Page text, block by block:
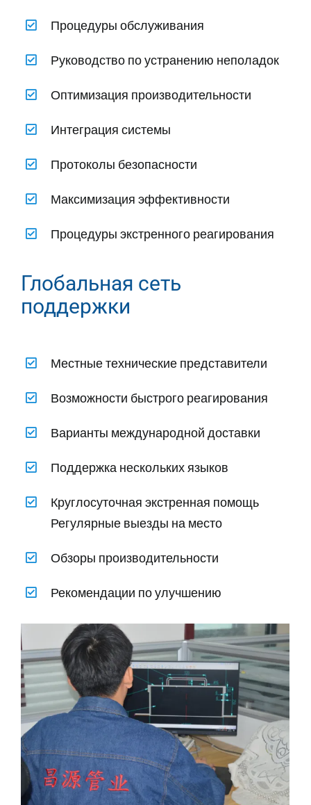
Процедуры обслуживания
Руководство по устранению неполадок
Оптимизация производительности
Интеграция системы
Протоколы безопасности
Максимизация эффективности
Процедуры экстренного реагирования
Глобальная сеть
поддержки
Местные технические представители
Возможности быстрого реагирования
Варианты международной доставки
Поддержка нескольких языков
Круглосуточная экстренная помощь
Регулярные выезды на место
Обзоры производительности
Рекомендации по улучшению